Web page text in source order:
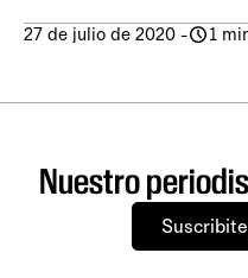
27 de julio de 2020 - 1
Nuestro